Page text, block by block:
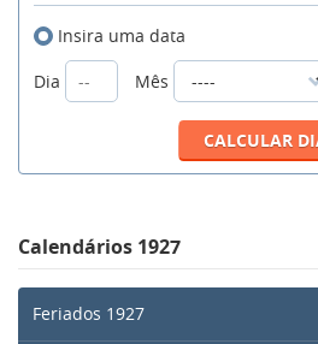
Insira uma data
Dia
Mês
Calendários 1927
Feriados 1927